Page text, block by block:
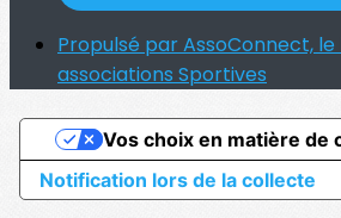
Propulsé par AssoConnect, le
associations Sportives
Notification lors de la collecte
Vos choix en matière de